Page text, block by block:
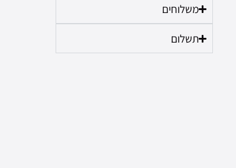
משלוחים
תשלום